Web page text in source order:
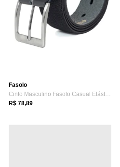
Fasolo
Cinto Masculino Fasolo Casual Elástico C...
R$ 78,89